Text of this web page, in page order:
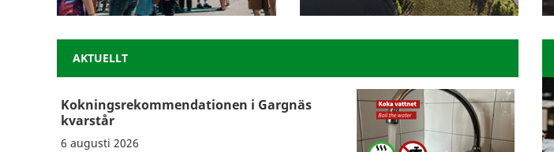
AKTUELLT
Kokningsrekommendationen i Gargnäs
kvarstår
6 augusti 2026